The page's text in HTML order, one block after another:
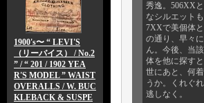
1900's〜 “ LEVI'S
（リーバイス） / No.2
” / “ 201 / 1902 YEA
R'S MODEL ” WAIST
OVERALLS / W. BUC
KLEBACK & SUSPE
秀逸。506XX
なシルエット
7XXで美個体
の通り、早々
ん。今後、当
体を他に探す
世にあと、何
うか。くれぐ
逃しなく。